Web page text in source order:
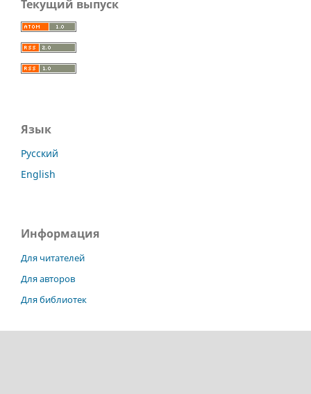
Текущий выпуск
Язык
Русский
English
Информация
Для читателей
Для авторов
Для библиотек